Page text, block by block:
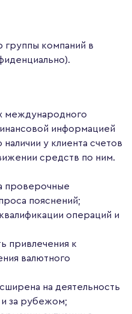
группы компаний в
международного
информацией
у клиента счетов
средств по ним.
проверочные
пояснений;
операций и
привлечения к
валютного
на деятельность
за рубежом;